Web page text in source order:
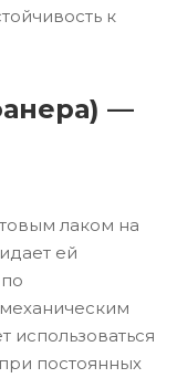
к
—
лаком на
ей
механическим
постоянных